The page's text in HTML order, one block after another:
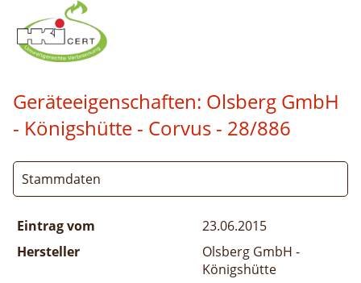
Geräteeigenschaften: Olsberg GmbH
- Königshütte - Corvus - 28/886
Stammdaten
Eintrag vom
23.06.2015
Hersteller
Olsberg GmbH -
Königshütte